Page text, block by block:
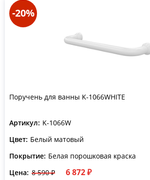
-20%
Поручень для ванны K-1066WHITE
Артикул: K-1066W
Цвет: Белый матовый
Покрытие: Белая порошковая краска
Цена: 8 590 ₽ 6 872 ₽